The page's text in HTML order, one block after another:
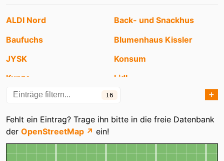
Einträge
ALDI Nord
Back- und Snackhus
Baufuchs
Blumenhaus Kissler
JYSK
Konsum
Kunze
Lidl
Netto
Opel Lindemann
PENNY
Rewe
Sparmartin
Wittenburger
16 ➕
Kategorien
Fehlt ein Eintrag? Trage ihn bitte in die freie Datenbank
der OpenStreetMap ↗ ein!
Karte